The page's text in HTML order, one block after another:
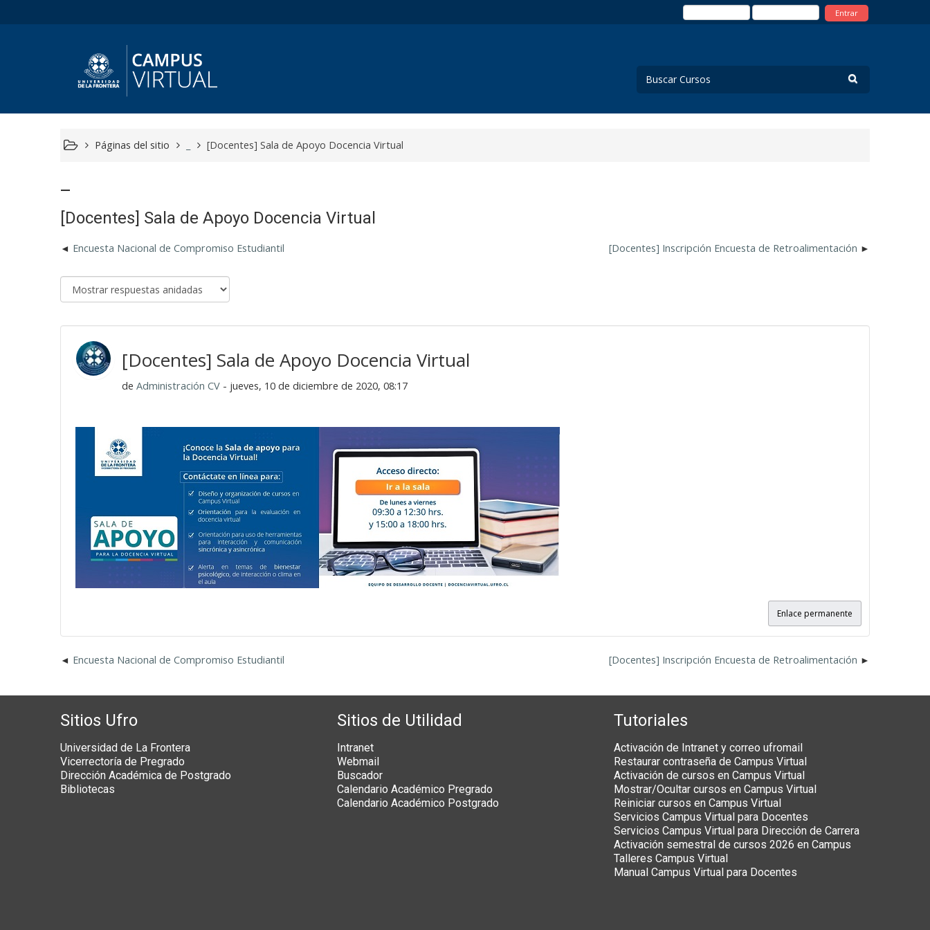
Entrar
Páginas del sitio [Docentes] Sala de Apoyo Docencia Virtual
[Docentes] Sala de Apoyo Docencia Virtual
Encuesta Nacional de Compromiso Estudiantil [Docentes] Inscripción Encuesta de Retroalimentación
[Docentes] Sala de Apoyo Docencia Virtual
de Administración CV - jueves, 10 de diciembre de 2020, 08:17
Enlace permanente
Encuesta Nacional de Compromiso Estudiantil [Docentes] Inscripción Encuesta de Retroalimentación
Sitios Ufro
Universidad de La Frontera
Vicerrectoría de Pregrado
Dirección Académica de Postgrado
Bibliotecas
Sitios de Utilidad
Intranet
Webmail
Buscador
Calendario Académico Pregrado
Calendario Académico Postgrado
Tutoriales
Activación de Intranet y correo ufromail
Restaurar contraseña de Campus Virtual
Activación de cursos en Campus Virtual
Mostrar/Ocultar cursos en Campus Virtual
Reiniciar cursos en Campus Virtual
Servicios Campus Virtual para Docentes
Servicios Campus Virtual para Dirección de Carrera
Activación semestral de cursos 2026 en Campus
Talleres Campus Virtual
Manual Campus Virtual para Docentes